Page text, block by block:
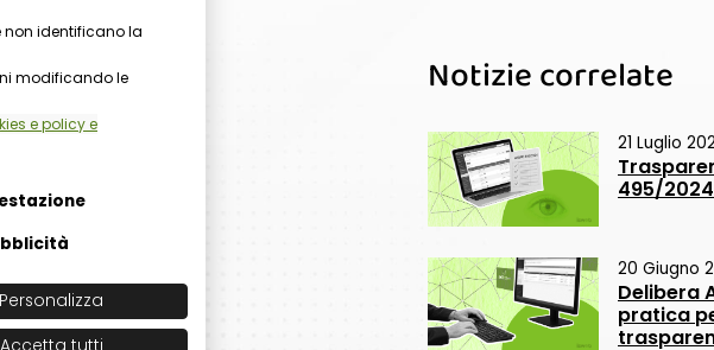
Notizie correlate
21 Luglio
495/
20 Giugno
Delibera
pratica
non identificano la
modificando le
e policy e
Personalizza
Accetta tutti